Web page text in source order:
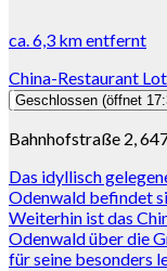
ca.6,3 kmentfernt
China-Restaurant
Geschlossen (öffnet
Bahnhofstraße 2,
Das idyllisch
Odenwald befindet
Weiterhin ist das
Odenwald über die
für seine besonders